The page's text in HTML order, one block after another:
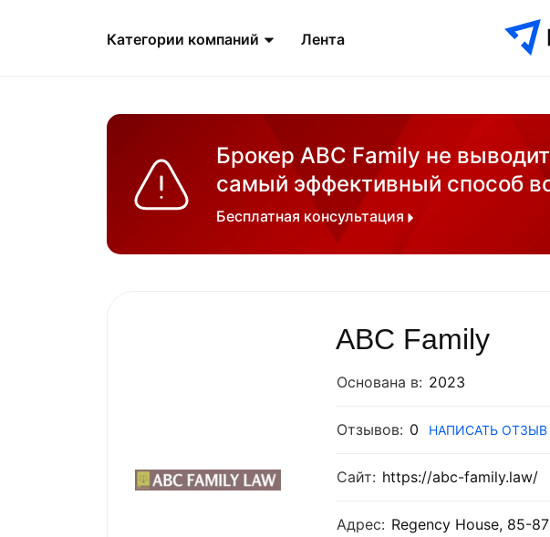
Категории компаний Лента
Брокер ABC Family не
самый эффективный способ
Бесплатная консультация
ABC Family
Основана в: 2023
Отзывов: 0 НАПИСАТЬ ОТЗЫВ
Сайт: https://abc-family.law/
Адрес: Regency House, 85-